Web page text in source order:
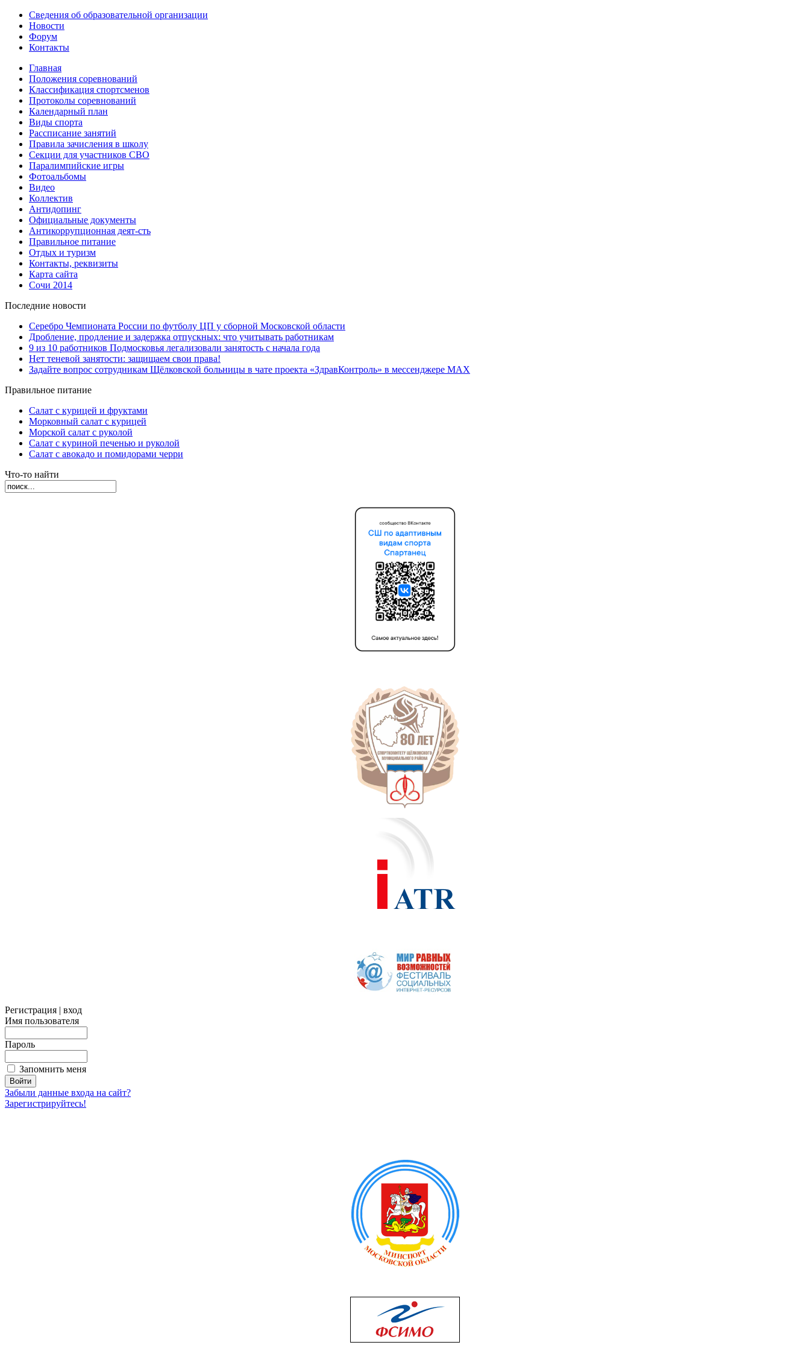
Сведения об образовательной организации
Новости
Форум
Контакты
Главная
Положения соревнований
Классификация спортсменов
Протоколы соревнований
Календарный план
Виды спорта
Рассписание занятий
Правила зачисления в школу
Секции для участников СВО
Паралимпийские игры
Фотоальбомы
Видео
Коллектив
Антидопинг
Официальные документы
Антикоррупционная деят-сть
Правильное питание
Отдых и туризм
Контакты, реквизиты
Карта сайта
Сочи 2014
Последние новости
Серебро Чемпионата России по футболу ЦП у сборной Московской области
Дробление, продление и задержка отпускных: что учитывать работникам
9 из 10 работников Подмосковья легализовали занятость с начала года
Нет теневой занятости: защищаем свои права!
Задайте вопрос сотрудникам Щёлковской больницы в чате проекта «ЗдравКонтроль» в мессенджере МАХ
Правильное питание
Салат с курицей и фруктами
Морковный салат с курицей
Морской салат с руколой
Салат с куриной печенью и руколой
Салат с авокадо и помидорами черри
Что-то найти
Регистрация | вход
Имя пользователя
Пароль
Запомнить меня
Забыли данные входа на сайт?
Зарегистрируйтесь!